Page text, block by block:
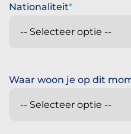
Nationaliteit
Waar woon je op dit